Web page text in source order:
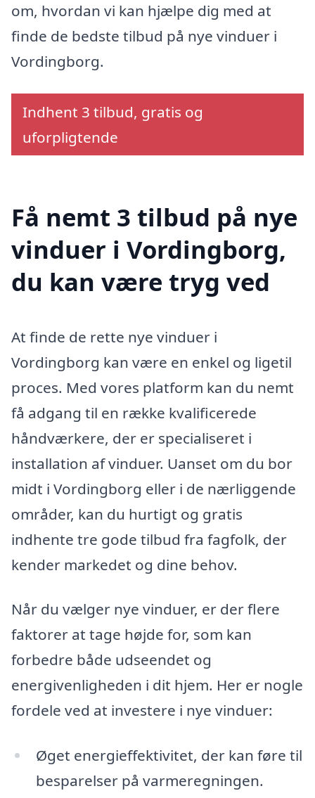
om, hvordan vi kan hjælpe dig med at
finde de bedste tilbud på nye vinduer i
Vordingborg.
Indhent 3 tilbud, gratis og
uforpligtende
Få nemt 3 tilbud på nye
vinduer i Vordingborg,
du kan være tryg ved
At finde de rette nye vinduer i
Vordingborg kan være en enkel og ligetil
proces. Med vores platform kan du nemt
få adgang til en række kvalificerede
håndværkere, der er specialiseret i
installation af vinduer. Uanset om du bor
midt i Vordingborg eller i de nærliggende
områder, kan du hurtigt og gratis
indhente tre gode tilbud fra fagfolk, der
kender markedet og dine behov.
Når du vælger nye vinduer, er der flere
faktorer at tage højde for, som kan
forbedre både udseendet og
energivenligheden i dit hjem. Her er nogle
fordele ved at investere i nye vinduer:
Øget energieffektivitet, der kan føre til
besparelser på varmeregningen.